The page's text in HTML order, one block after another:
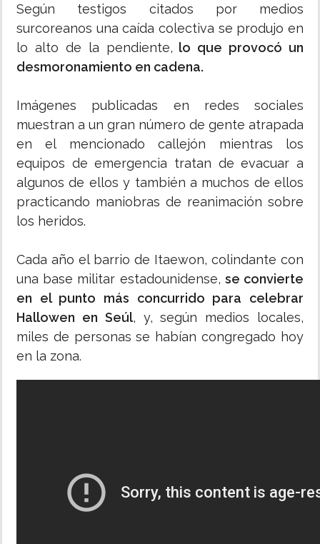
Según testigos citados por medios
surcoreanos una caída colectiva se produjo en
lo alto de la pendiente, lo que provocó un
desmoronamiento en cadena.
Imágenes publicadas en redes sociales
muestran a un gran número de gente atrapada
en el mencionado callejón mientras los
equipos de emergencia tratan de evacuar a
algunos de ellos y también a muchos de ellos
practicando maniobras de reanimación sobre
los heridos.
Cada año el barrio de Itaewon, colindante con
una base militar estadounidense, se convierte
en el punto más concurrido para celebrar
Hallowen en Seúl, y, según medios locales,
miles de personas se habían congregado hoy
en la zona.